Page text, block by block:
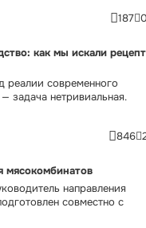
187
как мы искали рецепт
реалии современного
задача нетривиальная.
846
мясокомбинатов
направления
совместно с